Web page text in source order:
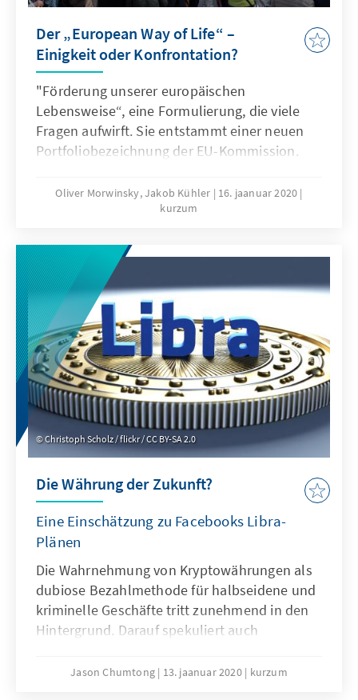
Der „European Way of Life“ –
Einigkeit oder Konfrontation?
"Förderung unserer europäischen
Lebensweise“, eine Formulierung, die viele
Fragen aufwirft. Sie entstammt einer neuen
Portfoliobezeichnung der EU-Kommission.
dem Begriff der „europäischen Lebensweise“
und welche Möglichkeiten und welches
Oliver Morwinsky, Jakob Kühler
16. jaanuar 2020
kurzum
Christoph Scholz / flickr / CC BY-SA 2.0
Die Währung der Zukunft?
Eine Einschätzung zu Facebooks Libra-
Plänen
Die Wahrnehmung von Kryptowährungen als
dubiose Bezahlmethode für halbseidene und
kriminelle Geschäfte tritt zunehmend in den
Hintergrund. Darauf spekuliert auch
plant dieses Jahr eine eigene Währung auf
Jason Chumtong 13. jaanuar 2020 kurzum